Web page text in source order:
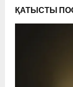
ҚАТЫСТЫ